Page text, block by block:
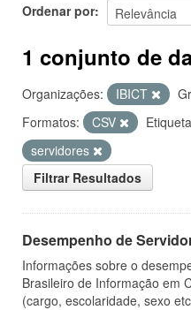
Ordenar por
1 conjunto de
Organizações: IBICT
Formatos:
CSV
servidores
Filtrar Resultados
Desempenho de
Informações sobre o
Brasileiro de Informação em
(cargo, escolaridade, sexo